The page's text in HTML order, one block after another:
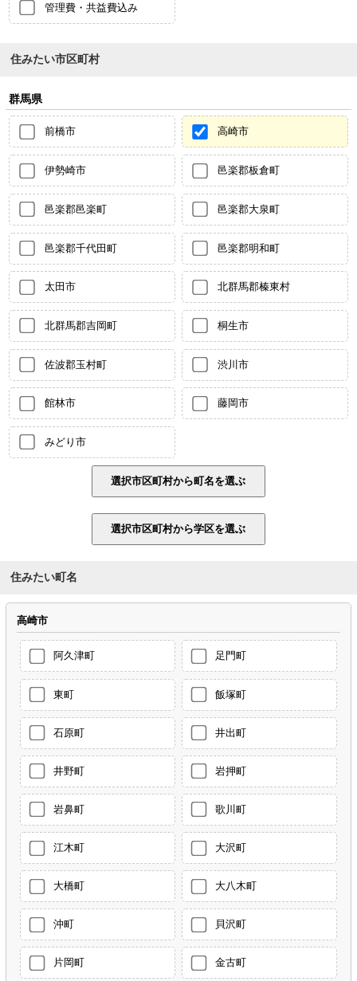
管理費・共益費込み
住みたい市区町村
群馬県
前橋市 高崎市
伊勢崎市 邑楽郡板倉町
邑楽郡邑楽町 邑楽郡大泉町
邑楽郡千代田町 邑楽郡明和町
太田市 北群馬郡榛東村
北群馬郡吉岡町 桐生市
佐波郡玉村町 渋川市
館林市 藤岡市
みどり市
住みたい町名
高崎市
阿久津町 足門町
東町 飯塚町
石原町 井出町
井野町 岩押町
岩鼻町 歌川町
江木町 大沢町
大橋町 大八木町
沖町 貝沢町
片岡町 金古町